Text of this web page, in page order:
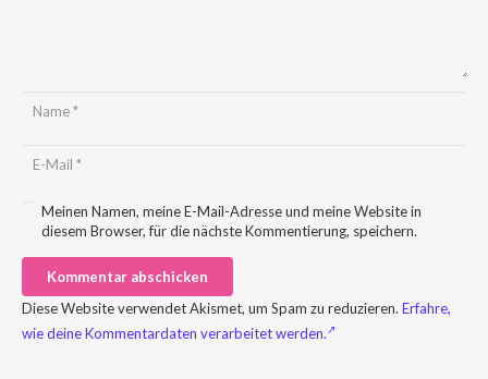
Meinen Namen, meine E-Mail-Adresse und meine Website in
diesem Browser, für die nächste Kommentierung, speichern.
Kommentar abschicken
Diese Website verwendet Akismet, um Spam zu reduzieren. Erfahre,
wie deine Kommentardaten verarbeitet werden.